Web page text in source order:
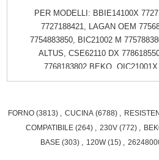
PER MODELLI: BBIE14100X
7727188421, LAGAN OEM
7754883850, BIC21002 M
ALTUS, CSE62110 DX
7768183802 BEKO,
OIC21001B 7757883834,
DBM243BG, OIM25501X,
ODF21300B, OIM25502X,
ODF21300W, OIM25503X,
FORNO (3813) CUCINA (6788)
COMPATIBILE (264) 230V (772)
BASE (303) 120W (15)